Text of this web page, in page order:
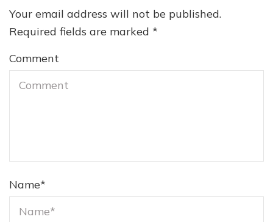
Your email address will not be published.
Required fields are marked *
Comment
Name*